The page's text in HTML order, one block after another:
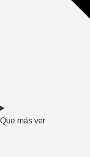
Que más ver